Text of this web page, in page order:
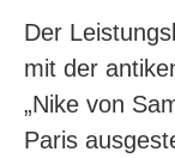
Der
mit der
„Nike von
Paris